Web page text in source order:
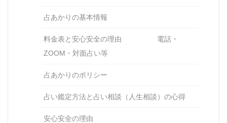
占あかりの基本情報
料金表と安心安全の理由 電話・
ZOOM・対面占い等
占あかりのポリシー
占い鑑定方法と占い相談（人生相談）の心得
安心安全の理由